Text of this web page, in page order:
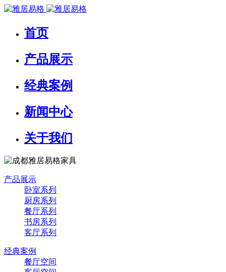
首页
产品展示
经典案例
新闻中心
关于我们
产品展示
卧室系列
厨房系列
餐厅系列
书房系列
客厅系列
经典案例
餐厅空间